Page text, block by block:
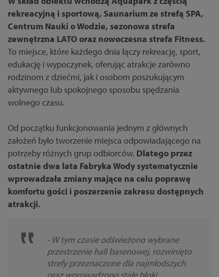
rekreacyjną i sportową, Saunarium ze strefą SPA,
Centrum Nauki o Wodzie, sezonowa strefa
zewnętrzna LATO oraz nowoczesna strefa Fitness.
To miejsce, które każdego dnia łączy rekreację, sport,
edukację i wypoczynek, oferując atrakcje zarówno
rodzinom z dziećmi, jak i osobom poszukującym
aktywnego lub spokojnego sposobu spędzania
wolnego czasu.
Od początku funkcjonowania jednym z głównych
założeń było tworzenie miejsca odpowiadającego na
potrzeby różnych grup odbiorców. Dlatego przez
ostatnie dwa lata Fabryka Wody systematycznie
wprowadzała zmiany mające na celu poprawę
komfortu gości i poszerzenie zakresu dostępnych
atrakcji.
- W tym czasie odświeżono wybrane
przestrzenie hali basenowej, rozwinięto
strefy przeznaczone dla najmłodszych